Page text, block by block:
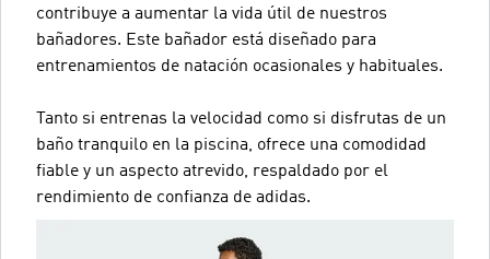
contribuye a aumentar la vida útil de nuestros
bañadores. Este bañador está diseñado para
entrenamientos de natación ocasionales y habituales.
Tanto si entrenas la velocidad como si disfrutas de un
baño tranquilo en la piscina, ofrece una comodidad
fiable y un aspecto atrevido, respaldado por el
rendimiento de confianza de adidas.